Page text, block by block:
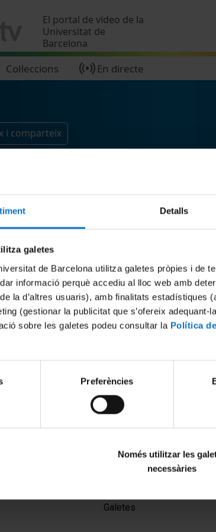
Detalls
galetes
de Barcelona utilitza galetes pròpies i de
informació perquè accediu al lloc web amb
la d’altres usuaris), amb finalitats estadístiques
(gestionar la publicitat que s’ofereix
sobre les galetes podeu consultar la Política
Preferències
Només utilitzar les
necessàries
El portal de vídeo de la
Universitat de
Barcelona
Col·leccions En directe
i comparteix
a les begudes i el
hepàtic
2007
La
1
Galetes